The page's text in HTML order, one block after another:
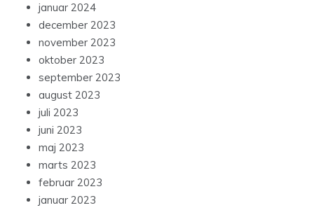
januar 2024
december 2023
november 2023
oktober 2023
september 2023
august 2023
juli 2023
juni 2023
maj 2023
marts 2023
februar 2023
januar 2023